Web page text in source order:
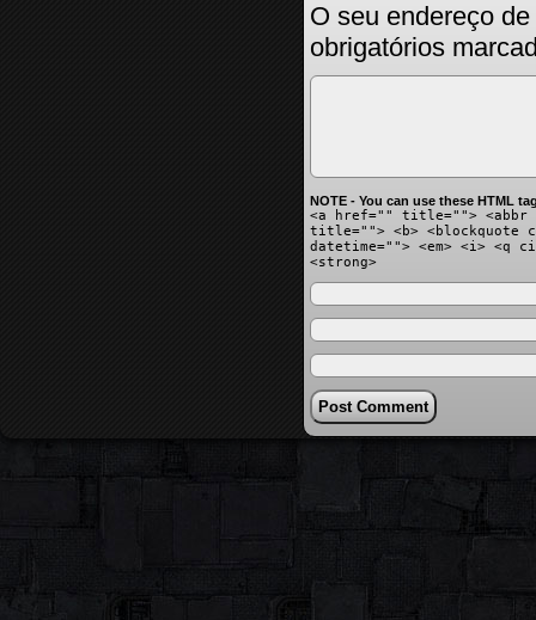
O seu endereço
obrigatórios
NOTE - You can use these HTML
<a href="" title=""> <abbr
title=""> <b> <blockquote
datetime=""> <em> <i> <q
<strong>